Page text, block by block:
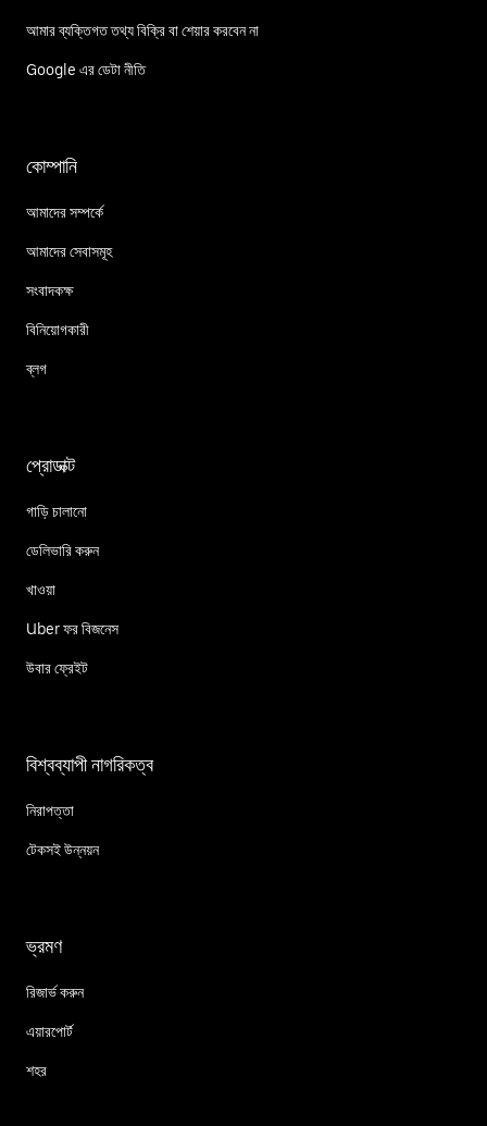
আমার ব্যক্তিগত তথ্য বিক্রি বা শেয়ার করবেন না
Google এর ডেটা নীতি
কোম্পানি
আমাদের সম্পর্কে
আমাদের সেবাসমূহ
সংবাদকক্ষ
বিনিয়োগকারী
ব্লগ
প্রোডাক্ট
গাড়ি চালানো
ডেলিভারি করুন
খাওয়া
Uber ফর বিজনেস
উবার ফ্রেইট
বিশ্বব্যাপী নাগরিকত্ব
নিরাপত্তা
টেকসই উন্নয়ন
ভ্রমণ
রিজার্ভ করুন
এয়ারপোর্ট
শহর